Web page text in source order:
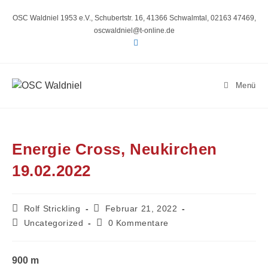
InhaltOSC Waldniel 1953 e.V., Schubertstr. 16, 41366 Schwalmtal, 02163 47469,
oscwaldniel@t-online.de
Menü
Energie Cross, Neukirchen
19.02.2022
Beitrags-
Autor:
Rolf Strickling
Beitrag
veröffentlicht:
Februar 21, 2022
Beitrags-
Uncategorized
Beitrags-
0 Kommentare
900 m